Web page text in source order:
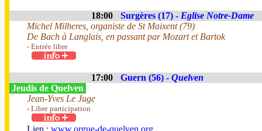
18:00 Surgères (17) - Eglise Notre-Dame
Michel Milheres, organiste de St Maixent (79)
De Bach à Langlais, en passant par Mozart et Bartok
- Entrée libre
17:00 Guern (56) - Quelven
Jeudis de Quelven
Jean-Yves Le Juge
- Libre participation
Lien : www.orgue-de-quelven.org